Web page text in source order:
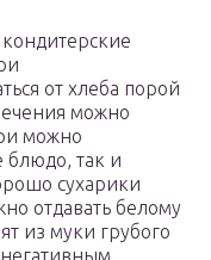
от хлеба порой
можно
можно
блюдо, так и
сухарики
отдавать белому
из муки грубого